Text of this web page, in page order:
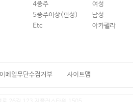
4중주
5중주이상(편성)
Etc
여성
남성
아카펠라
이메일무단수집거부 사이트맵